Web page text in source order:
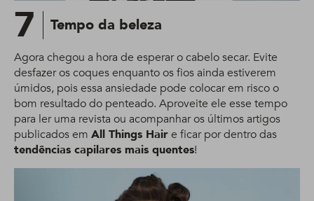
7 Tempo da beleza
Agora chegou a hora de esperar o cabelo secar. Evite
desfazer os coques enquanto os fios ainda estiverem
úmidos, pois essa ansiedade pode colocar em risco o
bom resultado do penteado. Aproveite ele esse tempo
para ler uma revista ou acompanhar os últimos artigos
publicados em All Things Haire ficar por dentro das
tendências capilares mais quentes!